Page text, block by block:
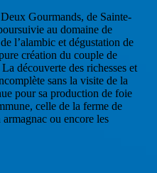
Gourmands, de Sainte-
au domaine de
l’alambic et dégustation de
création du couple de
découverte des richesses et
sans la visite de la
pour sa production de foie
celle de la ferme de
ou encore les